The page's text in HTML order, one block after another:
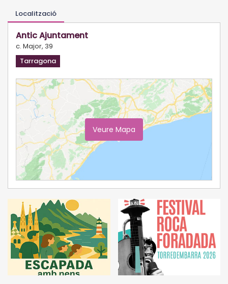
Localització
Antic Ajuntament
c. Major, 39
Tarragona
Veure Mapa